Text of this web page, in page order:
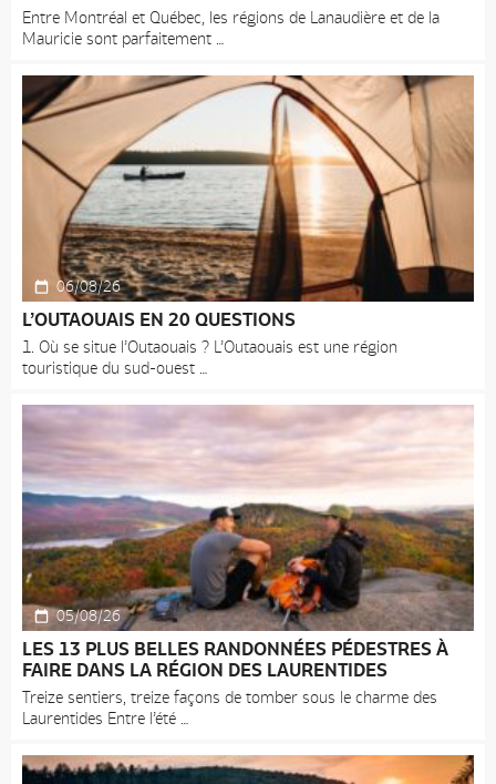
Entre Montréal et Québec, les régions de Lanaudière et de la
Mauricie sont parfaitement
06/08/26
L’OUTAOUAIS EN 20 QUESTIONS
1. Où se situe l’Outaouais ? L’Outaouais est une région
touristique du sud-ouest
05/08/26
LES 13 PLUS BELLES RANDONNÉES PÉDESTRES À
FAIRE DANS LA RÉGION DES LAURENTIDES
Treize sentiers, treize façons de tomber sous le charme des
Laurentides Entre l’été